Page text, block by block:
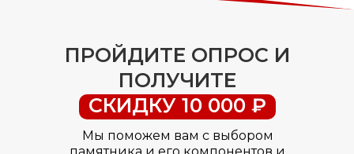
ПРОЙДИТЕ ОПРОС И
ПОЛУЧИТЕ
СКИДКУ 10 000 ₽
Мы поможем вам с выбором